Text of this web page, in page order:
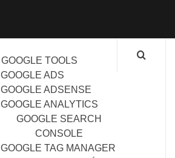
GOOGLE TOOLS
GOOGLE ADS
GOOGLE ADSENSE
GOOGLE ANALYTICS
GOOGLE SEARCH
CONSOLE
GOOGLE TAG MANAGER